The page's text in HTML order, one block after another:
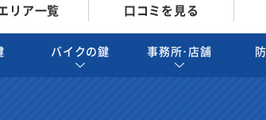
リア一覧 口コミを見る
バイクの鍵 事務所･店舗